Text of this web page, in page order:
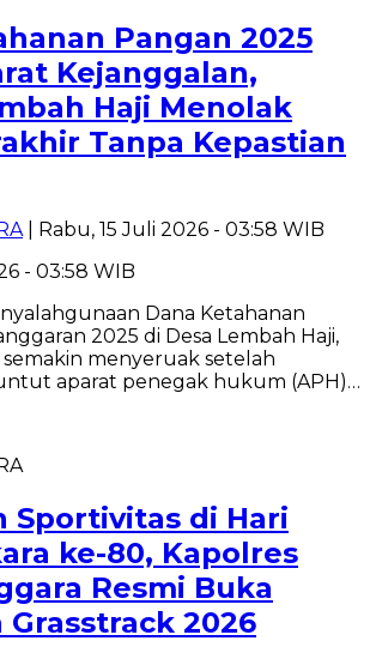
Pangan 2025
Kejanggalan,
Haji Menolak
Tanpa Kepastian
| Rabu, 15 Juli 2026 - 03:58 WIB
- 03:58 WIB
Dana Ketahanan
2025 di Desa Lembah Haji,
semakin menyeruak setelah
aparat penegak hukum (APH)…
Sportivitas di Hari
ke-80, Kapolres
Resmi Buka
Grasstrack 2026